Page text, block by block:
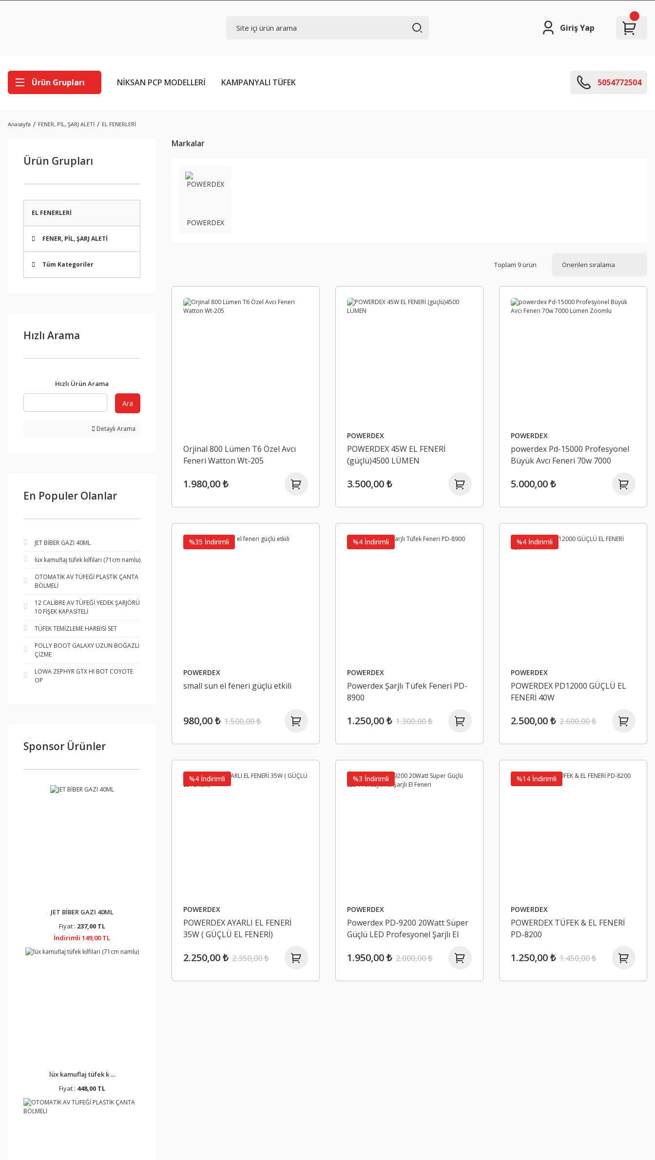
Giriş Yap
Ürün Grupları NİKSAN PCP MODELLERİ KAMPANYALI TÜFEK 5054772504
Anasayfa FENER, PİL, ŞARJ ALETİ EL FENERLERİ
Ürün Grupları
EL FENERLERİ
FENER, PİL, ŞARJ ALETİ
Tüm Kategoriler
Hızlı Arama
Hızlı Ürün Arama
Ara
Detaylı Arama
En Populer Olanlar
JET BİBER GAZI 40ML
lüx kamuflaj tüfek kılfıları (71cm namlu)
OTOMATİK AV TÜFEĞİ PLASTİK ÇANTA
BÖLMELİ
12 CALİBRE AV TÜFEĞİ YEDEK ŞARJÖRÜ
10 FİŞEK KAPASİTELİ
TÜFEK TEMİZLEME HARBİSİ SET
POLLY BOOT GALAXY UZUN BOĞAZLI
ÇİZME
LOWA ZEPHYR GTX HI BOT COYOTE
OP
Sponsor Ürünler
JET BİBER GAZI 40ML
Fiyat : 237,00 TL
İndirimli 149,00 TL
lüx kamuflaj tüfek k ...
Fiyat : 448,00 TL
Markalar
POWERDEX
Toplam 9 ürün
Orjinal 800 Lümen T6 Özel Avcı
Feneri Watton Wt-205
1.980,00 ₺
POWERDEX
POWERDEX 45W EL FENERİ
(güçlü)4500 LÜMEN
3.500,00 ₺
POWERDEX
powerdex Pd-15000 Profesyonel
Büyük Avcı Feneri 70w 7000
5.000,00 ₺
%35 İndirimli
POWERDEX
small sun el feneri güçlü etkili
980,00 ₺ 1.500,00 ₺
%4 İndirimli
POWERDEX
Powerdex Şarjlı Tüfek Feneri PD-
8900
1.250,00 ₺ 1.300,00 ₺
%4 İndirimli
POWERDEX
POWERDEX PD12000 GÜÇLÜ EL
FENERİ 40W
2.500,00 ₺ 2.600,00 ₺
%4 İndirimli
POWERDEX
POWERDEX AYARLI EL FENERİ
35W ( GÜÇLÜ EL FENERİ)
2.250,00 ₺ 2.350,00 ₺
%3 İndirimli
POWERDEX
Powerdex PD-9200 20Watt Süper
Güçlü LED Profesyonel Şarjlı El
1.950,00 ₺ 2.000,00 ₺
%14 İndirimli
POWERDEX
POWERDEX TÜFEK & EL FENERİ
PD-8200
1.250,00 ₺ 1.450,00 ₺